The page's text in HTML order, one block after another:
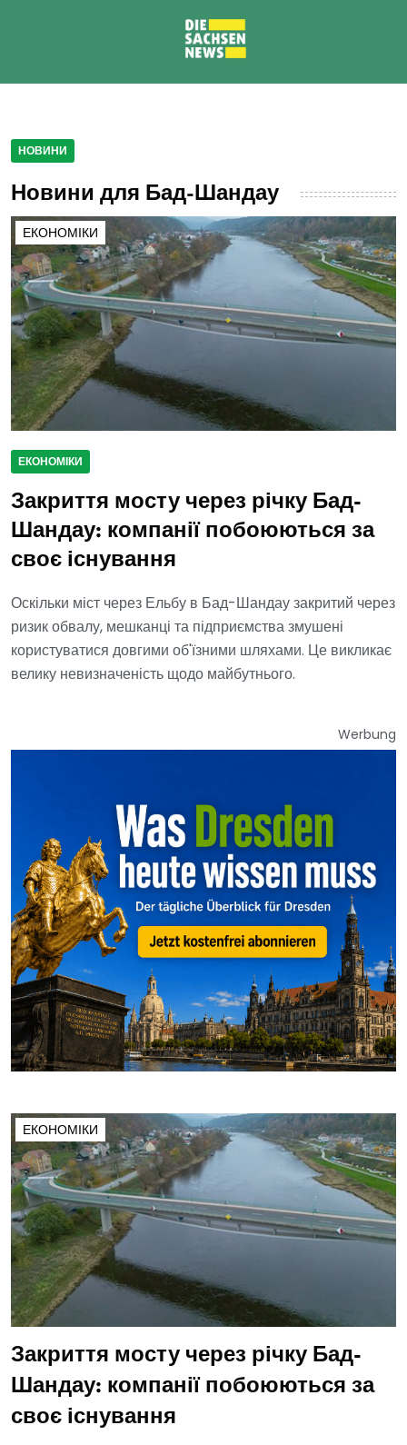
НОВИНИ
Новини для Бад-Шандау
ЕКОНОМІКИ
ЕКОНОМІКИ
Закриття мосту через річку Бад-
Шандау: компанії побоюються за
своє існування
Оскільки міст через Ельбу в Бад-Шандау закритий через
ризик обвалу, мешканці та підприємства змушені
користуватися довгими об'їзними шляхами. Це викликає
велику невизначеність щодо майбутнього.
Werbung
ЕКОНОМІКИ
Закриття мосту через річку Бад-
Шандау: компанії побоюються за
своє існування